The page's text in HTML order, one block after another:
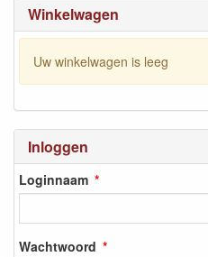
Winkelwagen
Uw winkelwagen is leeg
Inloggen
Loginnaam
Wachtwoord